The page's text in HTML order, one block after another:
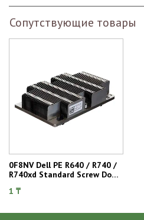
Сопутствующие товары
0F8NV Dell PE R640 / R740 /
R740xd Standard Screw Down
1 ₸